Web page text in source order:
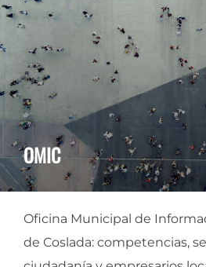
OMIC
Oficina Municipal de
de Coslada: competencias,